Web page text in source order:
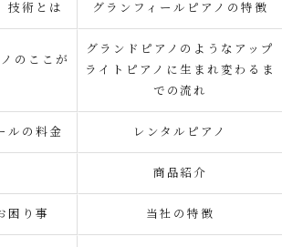
技術とは グランフィールピアノの特徴
のここが
グランドピアノのようなアップ
ライトピアノに生まれ変わるま
での流れ
ルの料金 レンタルピアノ
商品紹介
困り事 当社の特徴